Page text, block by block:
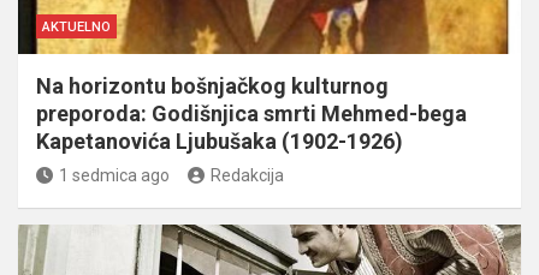
AKTUELNO
Na horizontu bošnjačkog kulturnog
preporoda: Godišnjica smrti Mehmed-bega
Kapetanovića Ljubušaka (1902-1926)
1 sedmica ago Redakcija